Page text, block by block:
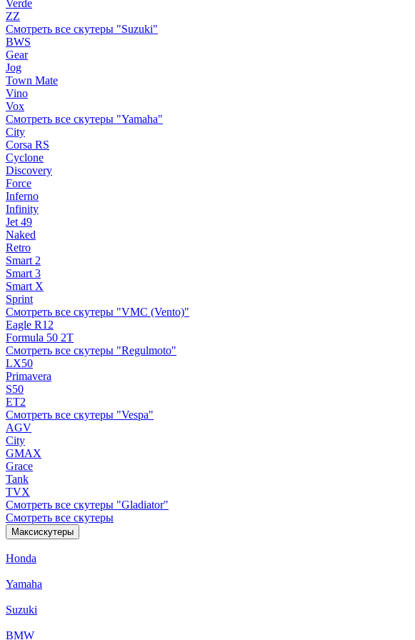
Verde
ZZ
Смотреть все скутеры "Suzuki"
BWS
Gear
Jog
Town Mate
Vino
Vox
Смотреть все скутеры "Yamaha"
City
Corsa RS
Cyclone
Discovery
Force
Inferno
Infinity
Jet 49
Naked
Retro
Smart 2
Smart 3
Smart X
Sprint
Смотреть все скутеры "VMC (Vento)"
Eagle R12
Formula 50 2Т
Смотреть все скутеры "Regulmoto"
LX50
Primavera
S50
ET2
Смотреть все скутеры "Vespa"
AGV
City
GMAX
Grace
Tank
TVX
Смотреть все скутеры "Gladiator"
Смотреть все скутеры
Максискутеры
Honda
Yamaha
Suzuki
BMW